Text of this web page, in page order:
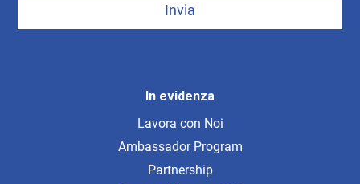
In evidenza
Lavora con Noi
Ambassador Program
Partnership
Invia